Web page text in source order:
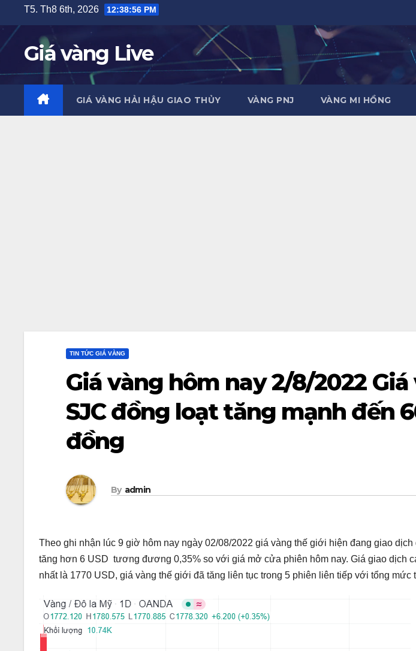
content
T5. Th8 6th, 2026 12:38:57 PM
Giá vàng Live
GIÁ VÀNG HẢI HẬU GIAO THỦY VÀNG PNJ VÀNG MI HỒNG
TIN TỨC GIÁ VÀNG
Giá vàng hôm nay 2/8/2022
SJC đồng loạt tăng mạnh đến
đồng
By admin
Theo ghi nhận lúc 9 giờ hôm nay ngày 02/08/2022 giá vàng thế giới hiện đang giao
tăng hơn 6 USD tương đương 0,35% so với giá mở cửa phiên hôm nay. Giá giao dịch
nhất là 1770 USD, giá vàng thế giới đã tăng liên tục trong 5 phiên liên tiếp với tổng mức